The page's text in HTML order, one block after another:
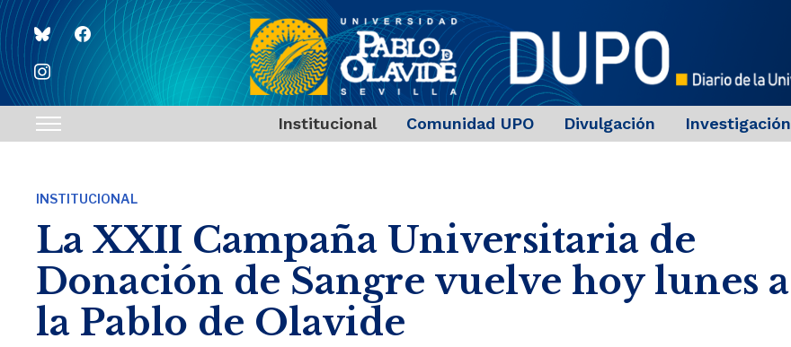
blueskyfacebook
instagram
Toggle
navigation
Institucional Comunidad UPO Divulgación Investigación
INSTITUCIONAL
La XXII Campaña Universitaria de
Donación de Sangre vuelve hoy lunes a
la Pablo de Olavide